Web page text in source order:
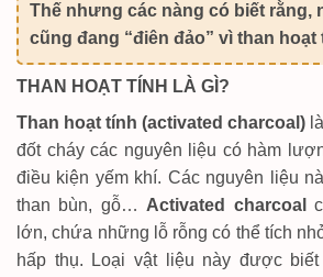
Thế nhưng các nàng có biết rằng,
cũng đang “điên đảo” vì than hoạt
THAN HOẠT TÍNH LÀ GÌ?
Than hoạt tính (activated charcoal)
đốt cháy các nguyên liệu có hàm
điều kiện yếm khí. Các nguyên liệu
than bùn, gỗ… Activated charcoal
lớn, chứa những lỗ rỗng có thể tích
hấp thụ. Loại vật liệu này được